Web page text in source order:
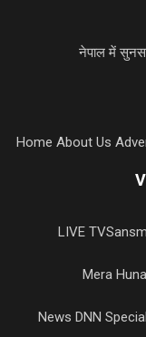
नेपाल में
Home About Us
LIVE TV
Mera
News DNN